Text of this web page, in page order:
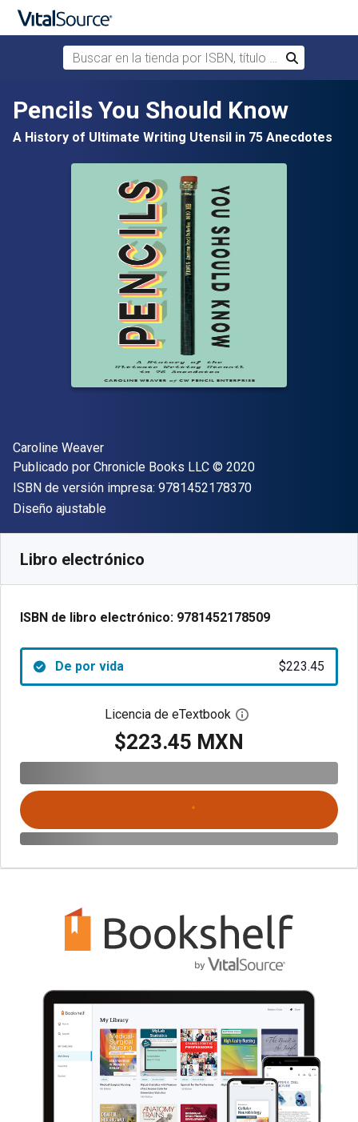
Saltar al contenido principal
Buscar en la tienda por ISBN, título o autor
Buscar
Pencils You Should Know
A History of Ultimate Writing Utensil in 75 Anecdotes
Autor(es)
Caroline Weaver
Editor
Publicado por Chronicle Books LLC Copyright
© 2020
ISBN de versión impresa: 9781452178370"ISBN-13
Formato
Diseño ajustable
Libro electrónico
ISBN de libro electrónico: 9781452178509
De por vida $223.45
Licencia de eTextbook Abre el cuadro de
$223.45 MXN